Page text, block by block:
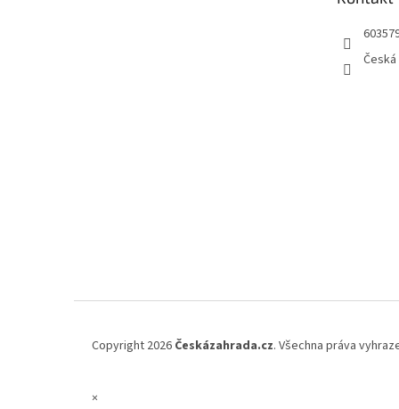
Česká
Copyright 2026 Českázahrada.cz. Všechna práva
×